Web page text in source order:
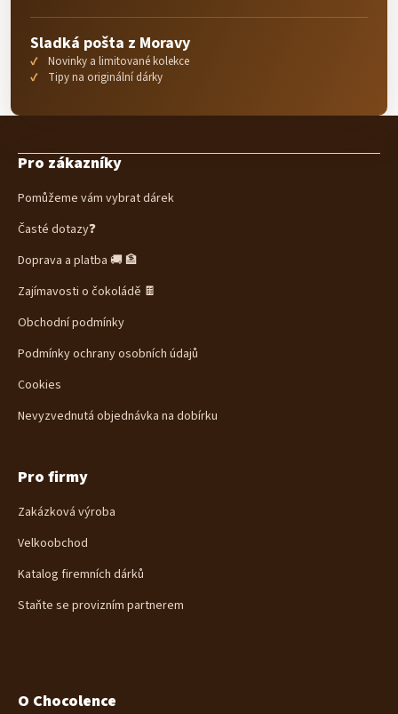
Sladká pošta z Moravy
Novinky a limitované kolekce
Tipy na originální dárky
Pro zákazníky
Pomůžeme vám vybrat dárek
Časté dotazy❓
Doprava a platba 🚚 🏦
Zajímavosti o čokoládě 🍫
Obchodní podmínky
Podmínky ochrany osobních údajů
Cookies
Nevyzvednutá objednávka na dobírku
Pro firmy
Zakázková výroba
Velkoobchod
Katalog firemních dárků
Staňte se provizním partnerem
O Chocolence